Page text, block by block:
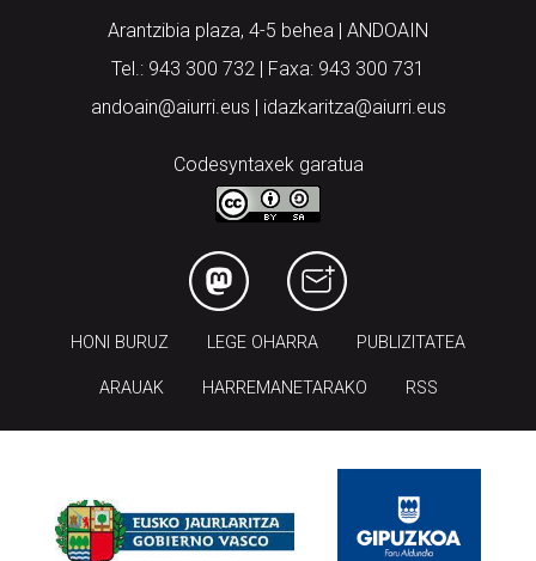
Arantzibia plaza, 4-5 behea | ANDOAIN
Tel.: 943 300 732 | Faxa: 943 300 731
andoain@aiurri.eus | idazkaritza@aiurri.eus
Codesyntaxek garatua
HONI BURUZ LEGE OHARRA PUBLIZITATEA
ARAUAK HARREMANETARAKO RSS